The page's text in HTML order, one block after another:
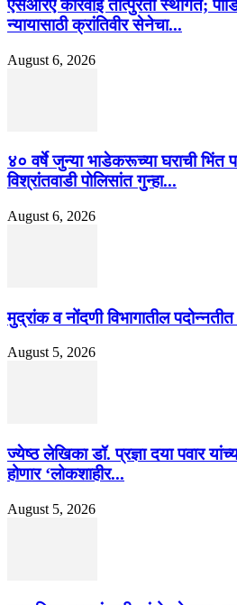
एसआरए कारवाई तात्पुरती स्थगित;
न्यायासाठी क्रांतिवीर सेनेचा...
August 6, 2026
४० वर्षे जुन्या भाडेकरूच्या घराची भिंत
विश्रांतवाडी पोलिसांत गुन्हा...
August 6, 2026
मुद्रांक व नोंदणी विभागातील
August 5, 2026
ज्येष्ठ लेखिका डॉ. प्रज्ञा दया पवार
होणार ‘लोकशाहीर...
August 5, 2026